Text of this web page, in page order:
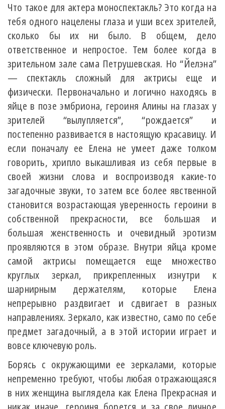
Что такое для актера моноспектакль? Это когда на
тебя одного нацелены глаза и уши всех зрителей,
сколько бы их ни было. В общем, дело
ответственное и непростое. Тем более когда в
зрительном зале сама Петрушевская. Но “Йелэна”
— спектакль сложный для актрисы еще и
физически. Первоначально и логично находясь в
яйце в позе эмбриона, героиня Алины на глазах у
зрителей “вылупляется”, “рождается” и
постепенно развивается в настоящую красавицу. И
если поначалу ее Елена не умеет даже толком
говорить, хрипло выкашливая из себя первые в
своей жизни слова и воспроизводя какие-то
загадочные звуки, то затем все более явственной
становится возрастающая уверенность героини в
собственной прекрасности, все большая и
большая женственность и очевидный эротизм
проявляются в этом образе. Внутри яйца кроме
самой актрисы помещается еще множество
круглых зеркал, прикрепленных изнутри к
шарнирным держателям, которые Елена
непрерывно раздвигает и сдвигает в разных
направлениях. Зеркало, как известно, само по себе
предмет загадочный, а в этой истории играет и
вовсе ключевую роль.
Борясь с окружающими ее зеркалами, которые
непременно требуют, чтобы любая отражающаяся
в них женщина выглядела как Елена Прекрасная и